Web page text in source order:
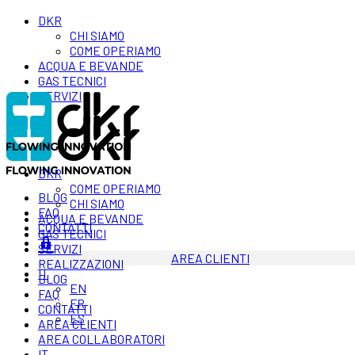
DKR
CHI SIAMO
COME OPERIAMO
ACQUA E BEVANDE
GAS TECNICI
SERVIZI
BLOG
FAQ
CONTATTI
AREA CLIENTI
IT
EN
FR
ES
DKR
COME OPERIAMO
CHI SIAMO
ACQUA E BEVANDE
GAS TECNICI
SERVIZI
REALIZZAZIONI
BLOG
FAQ
CONTATTI
AREA CLIENTI
AREA COLLABORATORI